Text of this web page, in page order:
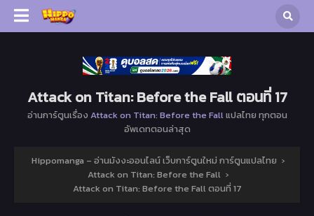
Attack on Titan: Before the Fall ตอนที่ 17
อ่านการ์ตูนเรื่อง Attack on Titan: Before the Fallแปลไทย ทุกตอน
อัพเดทตอนล่าสุด
Hippomanga – อ่านมังงะออนไลน์ เว็บการ์ตูนใหม่ การ์ตูนแปลไทย ›
Attack on Titan: Before the Fall ›
Attack on Titan: Before the Fall ตอนที่ 17